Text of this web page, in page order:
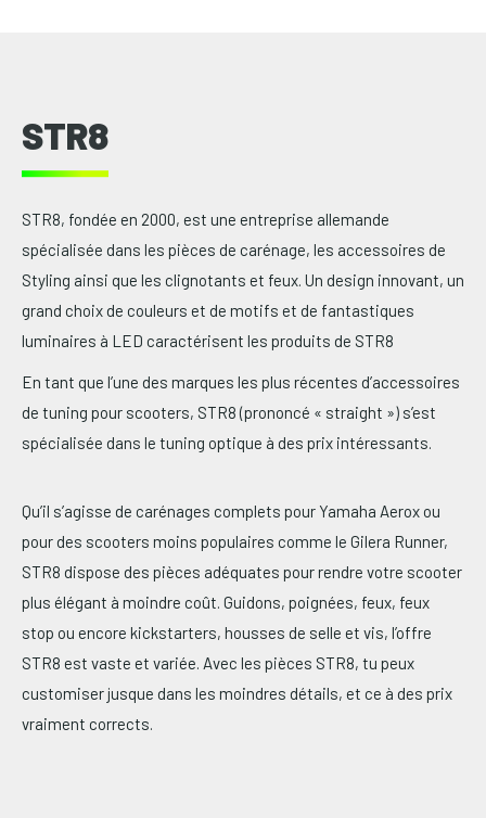
STR8
STR8, fondée en 2000, est une entreprise allemande
spécialisée dans les pièces de carénage, les accessoires de
Styling ainsi que les clignotants et feux. Un design innovant, un
grand choix de couleurs et de motifs et de fantastiques
luminaires à LED caractérisent les produits de STR8
En tant que l’une des marques les plus récentes d’accessoires
de tuning pour scooters, STR8 (prononcé « straight ») s’est
spécialisée dans le tuning optique à des prix intéressants.
Qu’il s’agisse de carénages complets pour Yamaha Aerox ou
pour des scooters moins populaires comme le Gilera Runner,
STR8 dispose des pièces adéquates pour rendre votre scooter
plus élégant à moindre coût. Guidons, poignées, feux, feux
stop ou encore kickstarters, housses de selle et vis, l’offre
STR8 est vaste et variée. Avec les pièces STR8, tu peux
customiser jusque dans les moindres détails, et ce à des prix
vraiment corrects.